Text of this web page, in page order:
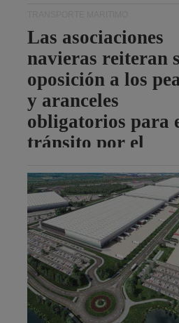
Las asociaciones
navieras reiteran
oposición a los
y aranceles
obligatorios para
tránsito por el